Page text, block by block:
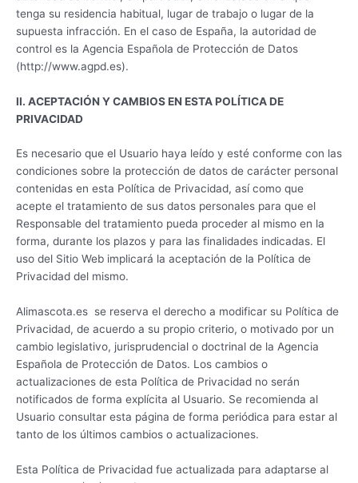
tenga su residencia habitual, lugar de trabajo o lugar de la
supuesta infracción. En el caso de España, la autoridad de
control es la Agencia Española de Protección de Datos
(http://www.agpd.es).
II. ACEPTACIÓN Y CAMBIOS EN ESTA POLÍTICA DE
PRIVACIDAD
Es necesario que el Usuario haya leído y esté conforme con las
condiciones sobre la protección de datos de carácter personal
contenidas en esta Política de Privacidad, así como que
acepte el tratamiento de sus datos personales para que el
Responsable del tratamiento pueda proceder al mismo en la
forma, durante los plazos y para las finalidades indicadas. El
uso del Sitio Web implicará la aceptación de la Política de
Privacidad del mismo.
Alimascota.es se reserva el derecho a modificar su Política de
Privacidad, de acuerdo a su propio criterio, o motivado por un
cambio legislativo, jurisprudencial o doctrinal de la Agencia
Española de Protección de Datos. Los cambios o
actualizaciones de esta Política de Privacidad no serán
notificados de forma explícita al Usuario. Se recomienda al
Usuario consultar esta página de forma periódica para estar al
tanto de los últimos cambios o actualizaciones.
Esta Política de Privacidad fue actualizada para adaptarse al